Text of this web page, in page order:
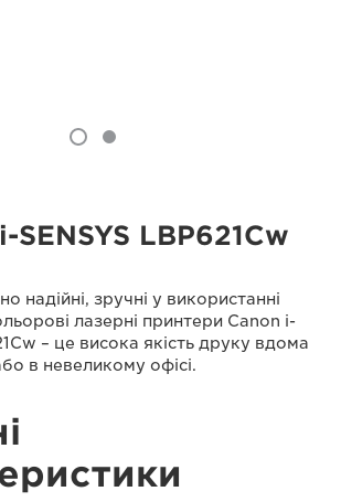
SENSYS LBP621Cw
надійні, зручні у використанні
лазерні принтери Canon i-
– це висока якість друку вдома
в невеликому офісі.